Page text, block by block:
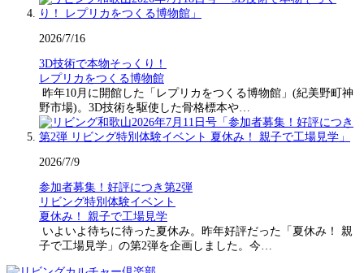
2026/7/16
3D技術で本物そっくり！
レプリカをつくる博物館
昨年10月に開館した「レプリカをつくる博物館」(紀美野町神
野市場)。3D技術を駆使した骨格標本や…
2026/7/9
参加者募集！好評につき第2弾
リビング特別体験イベント
夏休み！ 親子で工場見学
いよいよ待ちに待った夏休み。昨年好評だった「夏休み！ 親
子で工場見学」の第2弾を企画しました。今…